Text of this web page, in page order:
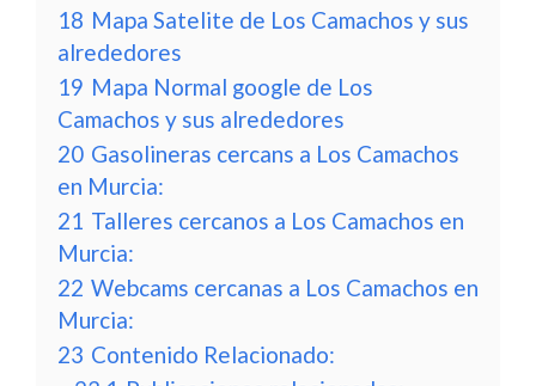
18 Mapa Satelite de Los Camachos y sus
alrededores
19 Mapa Normal google de Los
Camachos y sus alrededores
20 Gasolineras cercans a Los Camachos
en Murcia:
21 Talleres cercanos a Los Camachos en
Murcia:
22 Webcams cercanas a Los Camachos en
Murcia:
23 Contenido Relacionado: